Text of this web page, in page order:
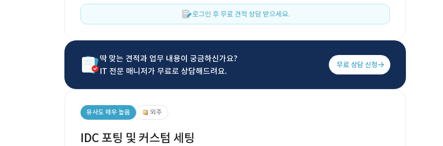
로그인 후 무료 견적 상담 받으세요.
딱 맞는 견적과 업무 내용이 궁금하신가요?
IT 전문 매니저가 무료로 상담해드려요.
무료 상담 신청
유사도 매우 높음 외주
IDC 포팅 및 커스텀 세팅